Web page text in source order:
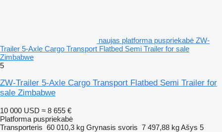
naujas platforma puspriekabė ZW-
Trailer 5‑Axle Cargo Transport Flatbed Semi Trailer for sale
Zimbabwe
5
ZW-Trailer 5‑Axle Cargo Transport Flatbed Semi Trailer for
sale Zimbabwe
10 000 USD ≈ 8 655 €
Platforma puspriekabė
Transporteris 60 010,3 kg Grynasis svoris 7 497,88 kgAšys 5